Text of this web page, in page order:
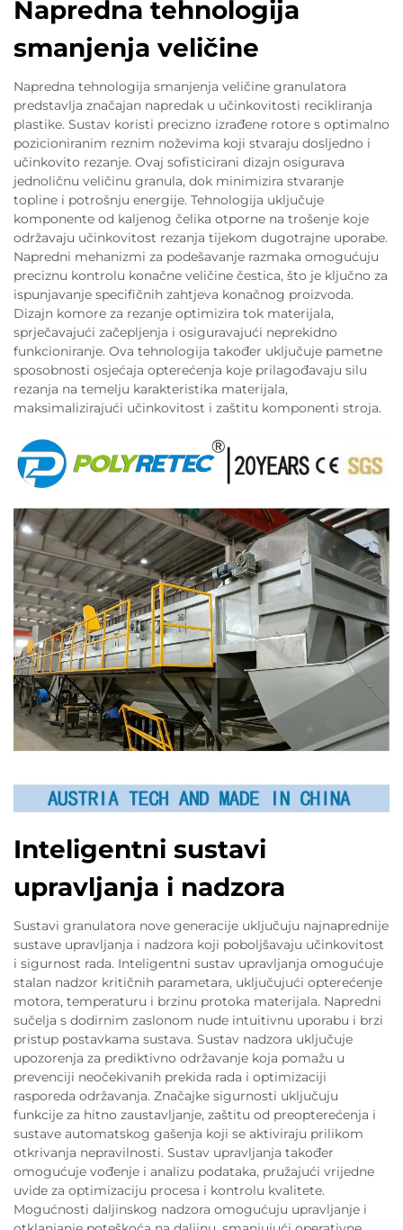
Napredna tehnologija
smanjenja veličine
Napredna tehnologija smanjenja veličine granulatora
predstavlja značajan napredak u učinkovitosti recikliranja
plastike. Sustav koristi precizno izrađene rotore s optimalno
pozicioniranim reznim noževima koji stvaraju dosljedno i
učinkovito rezanje. Ovaj sofisticirani dizajn osigurava
jednoličnu veličinu granula, dok minimizira stvaranje
topline i potrošnju energije. Tehnologija uključuje
komponente od kaljenog čelika otporne na trošenje koje
održavaju učinkovitost rezanja tijekom dugotrajne uporabe.
Napredni mehanizmi za podešavanje razmaka omogućuju
preciznu kontrolu konačne veličine čestica, što je ključno za
ispunjavanje specifičnih zahtjeva konačnog proizvoda.
Dizajn komore za rezanje optimizira tok materijala,
sprječavajući začepljenja i osiguravajući neprekidno
funkcioniranje. Ova tehnologija također uključuje pametne
sposobnosti osjećaja opterećenja koje prilagođavaju silu
rezanja na temelju karakteristika materijala,
maksimalizirajući učinkovitost i zaštitu komponenti stroja.
Inteligentni sustavi
upravljanja i nadzora
Sustavi granulatora nove generacije uključuju najnaprednije
sustave upravljanja i nadzora koji poboljšavaju učinkovitost
i sigurnost rada. Inteligentni sustav upravljanja omogućuje
stalan nadzor kritičnih parametara, uključujući opterećenje
motora, temperaturu i brzinu protoka materijala. Napredni
sučelja s dodirnim zaslonom nude intuitivnu uporabu i brzi
pristup postavkama sustava. Sustav nadzora uključuje
upozorenja za prediktivno održavanje koja pomažu u
prevenciji neočekivanih prekida rada i optimizaciji
rasporeda održavanja. Značajke sigurnosti uključuju
funkcije za hitno zaustavljanje, zaštitu od preopterećenja i
sustave automatskog gašenja koji se aktiviraju prilikom
otkrivanja nepravilnosti. Sustav upravljanja također
omogućuje vođenje i analizu podataka, pružajući vrijedne
uvide za optimizaciju procesa i kontrolu kvalitete.
Mogućnosti daljinskog nadzora omogućuju upravljanje i